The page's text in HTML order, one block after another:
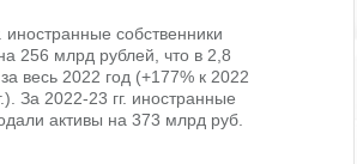
иностранные собственники
256 млрд рублей, что в 2,8
весь 2022 год (+177% к 2022
За 2022-23 гг. иностранные
активы на 373 млрд руб.